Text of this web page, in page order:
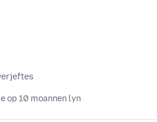
op 10 moannen lyn